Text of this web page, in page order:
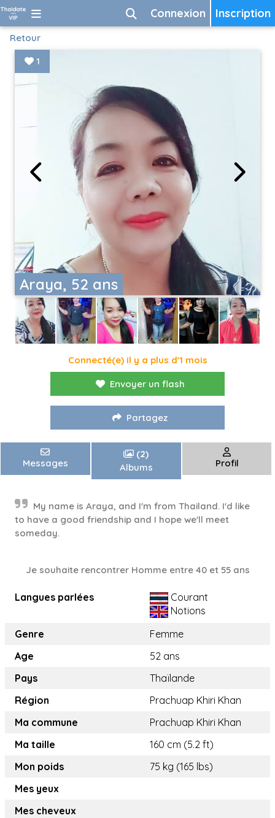
Inscription
Connexion
Retour
Araya, 52 ans
1
Connecté(e) il y a plus d'1 mois
Envoyer un flash
Partagez
Messages
(2)
Albums
Profil
My name is Araya, and I'm from Thailand. I'd like
to have a good friendship and I hope we'll meet
someday.
Je souhaite rencontrer Homme entre 40 et 55 ans
Langues parlées
Courant
Notions
Genre
Femme
Age
52 ans
Pays
Thaïlande
Région
Prachuap Khiri Khan
Ma commune
Prachuap Khiri Khan
Ma taille
160 cm (5.2 ft)
Mon poids
75 kg (165 lbs)
Mes yeux
Mes cheveux